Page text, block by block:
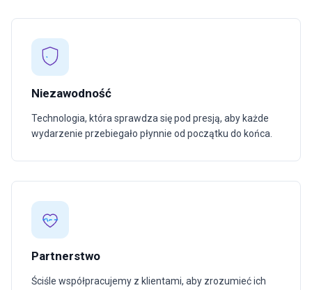
Niezawodność
Technologia, która sprawdza się pod presją, aby każde
wydarzenie przebiegało płynnie od początku do końca.
Partnerstwo
Ściśle współpracujemy z klientami, aby zrozumieć ich